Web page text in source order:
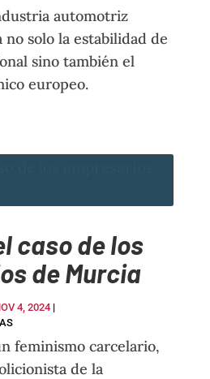
automotriz
no solo la estabilidad de
sino también el
europeo.
caso de los
de Murcia
4, 2024|
feminismo carcelario,
de la